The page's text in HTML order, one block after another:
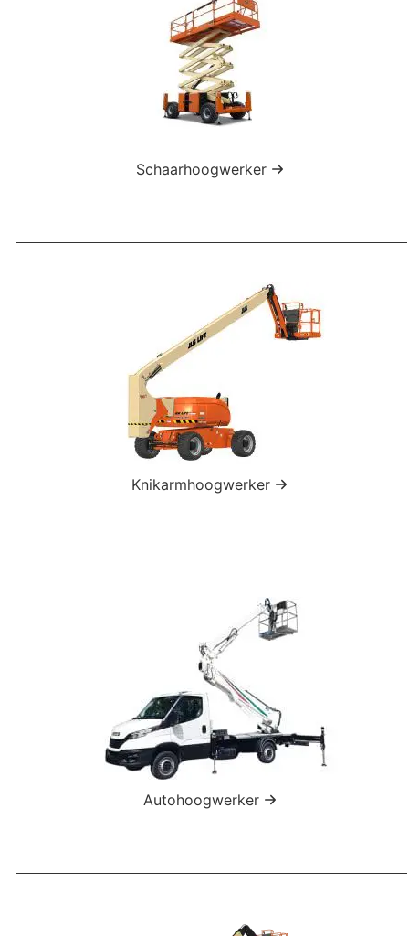
Schaarhoogwerker
Knikarmhoogwerker
Autohoogwerker